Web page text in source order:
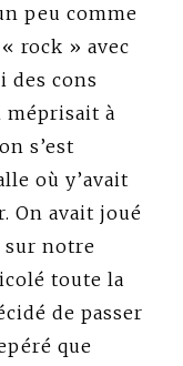
peu comme
rock » avec
des cons
méprisait à
s’est
où y’avait
On avait joué
sur notre
toute la
de passer
que